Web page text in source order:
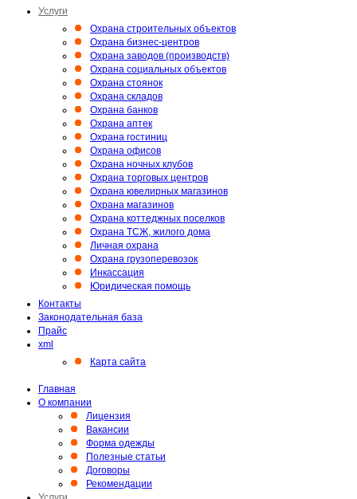
Услуги
Охрана строительных объектов
Охрана бизнес-центров
Охрана заводов (производств)
Охрана социальных объектов
Охрана стоянок
Охрана складов
Охрана банков
Охрана аптек
Охрана гостиниц
Охрана офисов
Охрана ночных клубов
Охрана торговых центров
Охрана ювелирных магазинов
Охрана магазинов
Охрана коттеджных поселков
Охрана ТСЖ, жилого дома
Личная охрана
Охрана грузоперевозок
Инкассация
Юридическая помощь
Контакты
Законодательная база
Прайс
xml
Карта сайта
Главная
О компании
Лицензия
Вакансии
Форма одежды
Полезные статьи
Договоры
Рекомендации